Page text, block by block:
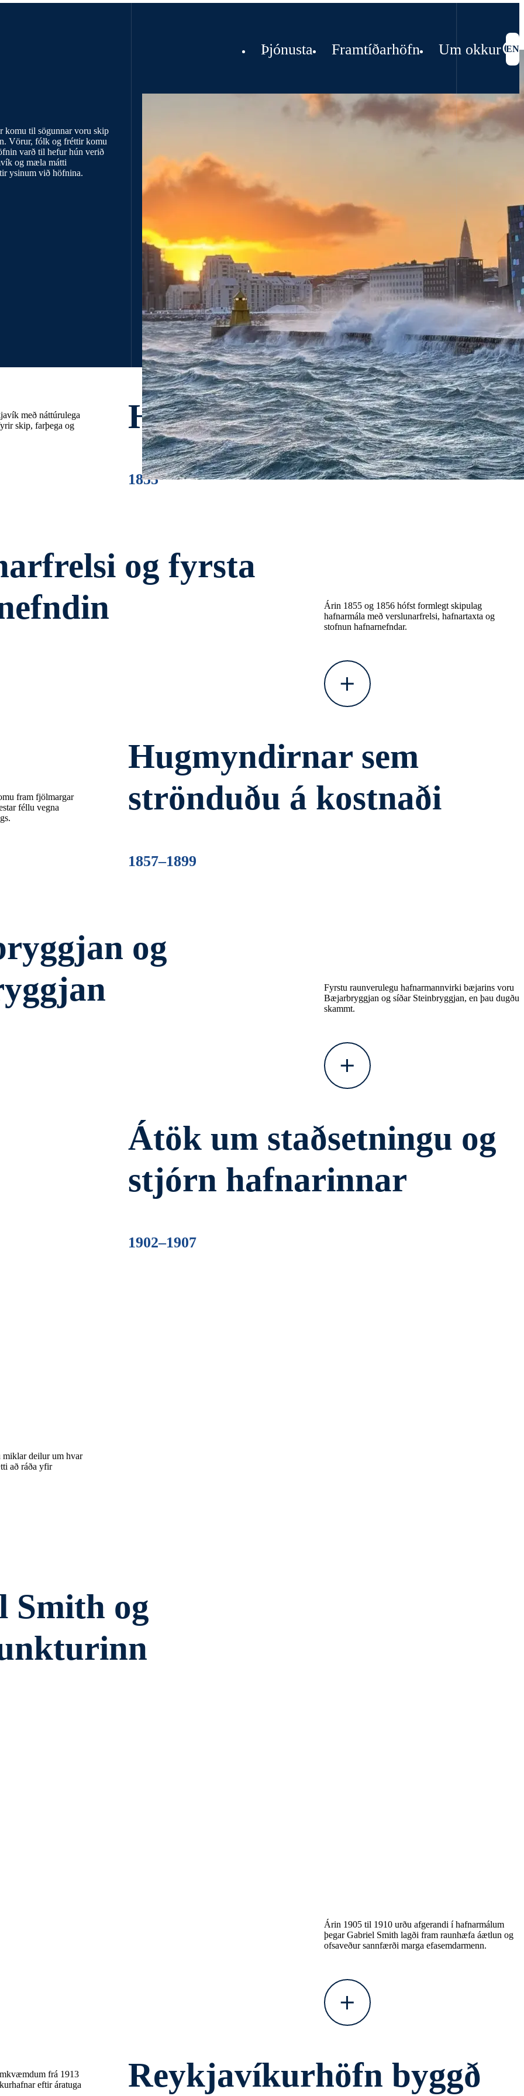
Þjónusta Framtíðarhöfn Um okkur EN
komu til sögunnar voru skip
Vörur, fólk og fréttir komu
varð til hefur hún verið
og mæla mátti
ysinum við höfnina.
Hafnlaus höfuðstaður
1855
með náttúrulega
skip, farþega og
og fyrsta
Árin 1855 og 1856 hófst formlegt skipulag
hafnarmála með verslunarfrelsi, hafnartaxta og
stofnun hafnarnefndar.
Hugmyndirnar sem
strönduðu á kostnaði
1857–1899
fram fjölmargar
féllu vegna
og
Fyrstu raunverulegu hafnarmannvirki bæjarins voru
Bæjarbryggjan og síðar Steinbryggjan, en þau dugðu
skammt.
Átök um staðsetningu og
stjórn hafnarinnar
1902–1907
miklar deilur um hvar
að ráða yfir
Smith og
Árin 1905 til 1910 urðu afgerandi í hafnarmálum
þegar Gabriel Smith lagði fram raunhæfa áætlun og
ofsaveður sannfærði marga efasemdarmenn.
Reykjavíkurhöfn byggð
frá 1913
eftir áratuga